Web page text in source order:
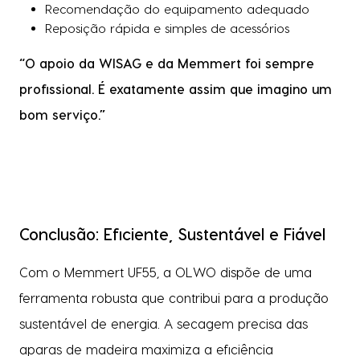
Recomendação do equipamento adequado
Reposição rápida e simples de acessórios
“O apoio da WISAG e da Memmert foi sempre
profissional. É exatamente assim que imagino um
bom serviço.”
Conclusão: Eficiente, Sustentável e Fiável
Com o Memmert UF55, a OLWO dispõe de uma
ferramenta robusta que contribui para a produção
sustentável de energia. A secagem precisa das
aparas de madeira maximiza a eficiência